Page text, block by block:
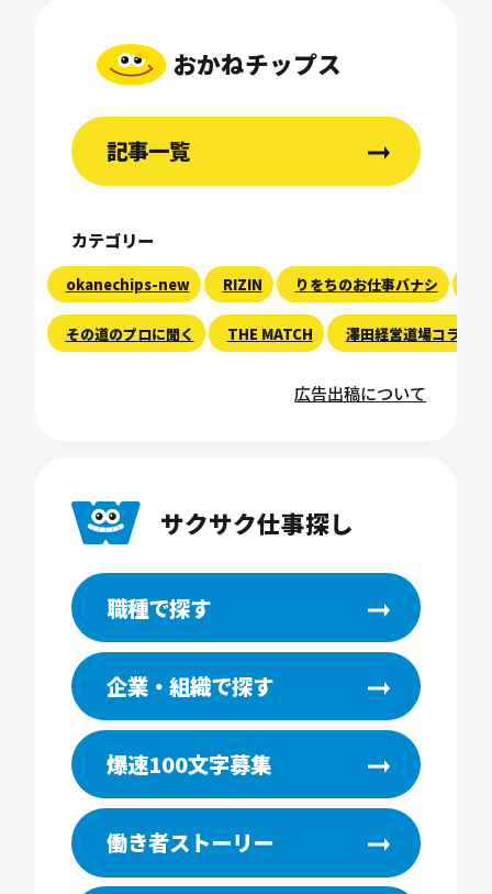
おかねチップス
記事一覧
カテゴリー
okanechips-new RIZIN りをちのお仕事バナシ
その道のプロに聞く THE MATCH 澤田経営道場コラム
広告出稿について
サクサク仕事探し
職種で探す
企業・組織で探す
爆速100文字募集
働き者ストーリー